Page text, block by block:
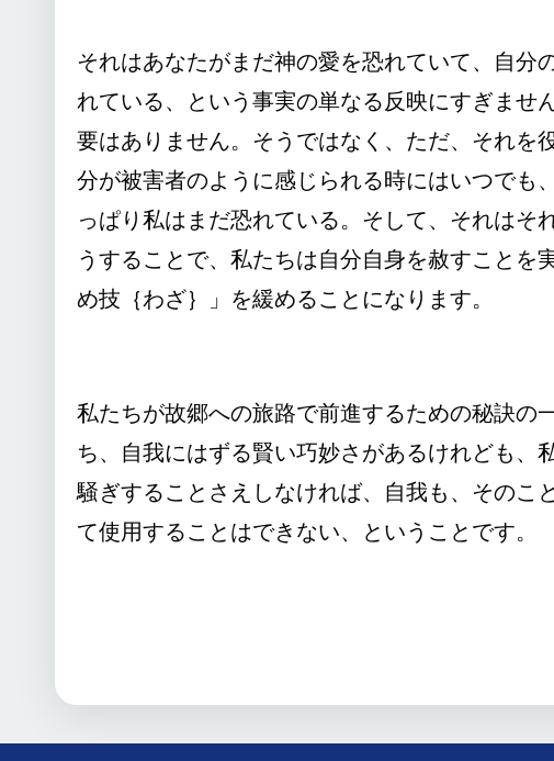
それはあなたがまだ神の愛を恐れていて、自
れている、という事実の単なる反映にすぎませ
要はありません。そうではなく、ただ、それを
分が被害者のように感じられる時にはいつでも
っぱり私はまだ恐れている。そして、それはそ
うすることで、私たちは自分自身を赦すこと
め技｛わざ｝」を緩めることになります。
私たちが故郷への旅路で前進するための秘訣の
ち、自我にはずる賢い巧妙さがあるけれども
騒ぎすることさえしなければ、自我も、そのこ
て使用することはできない、ということです。